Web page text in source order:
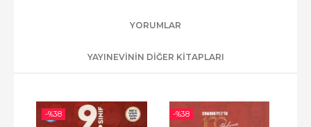
YORUMLAR
YAYINEVININ DIĞER KITAPLARI
-%38 -%38